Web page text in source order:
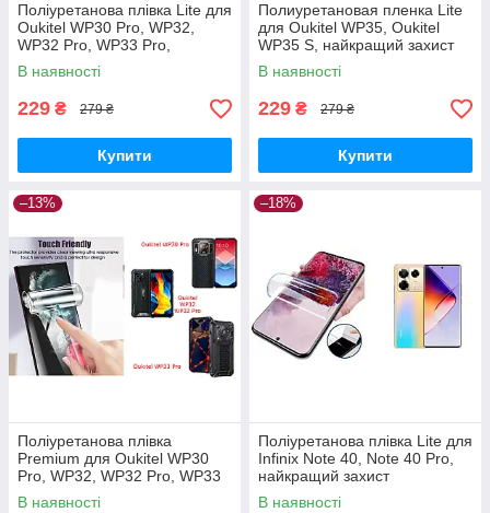
Поліуретанова плівка Lite для
Oukitel WP30 Pro, WP32,
WP32 Pro, WP33 Pro,
найкращий захист
В наявності
229 ₴ 279 ₴
Купити
Полиуретановая пленка Lite
для Oukitel WP35, Oukitel
WP35 S, найкращий захист
В наявності
229 ₴ 279 ₴
Купити
–13%
Поліуретанова плівка
Premium для Oukitel WP30
Pro, WP32, WP32 Pro, WP33
Pro, преміальний захист
В наявності
–18%
Поліуретанова плівка Lite для
Infinix Note 40, Note 40 Pro,
найкращий захист
В наявності